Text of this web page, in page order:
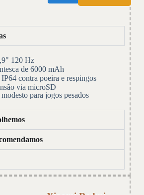
120 Hz
de 6000 mAh
contra poeira e respingos
via microSD
para jogos pesados